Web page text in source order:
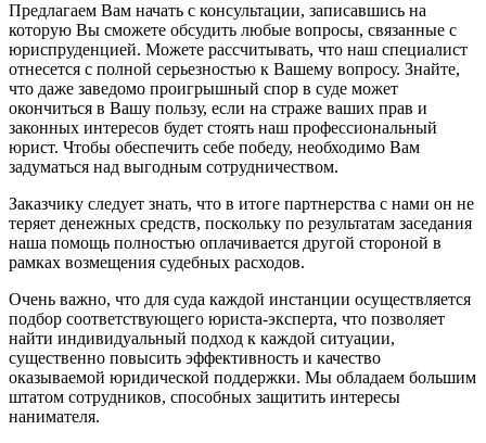
Предлагаем Вам начать с консультации, записавшись на
которую Вы сможете обсудить любые вопросы, связанные с
юриспруденцией. Можете рассчитывать, что наш специалист
отнесется с полной серьезностью к Вашему вопросу. Знайте,
что даже заведомо проигрышный спор в суде может
окончиться в Вашу пользу, если на страже ваших прав и
законных интересов будет стоять наш профессиональный
юрист. Чтобы обеспечить себе победу, необходимо Вам
задуматься над выгодным сотрудничеством.
Заказчику следует знать, что в итоге партнерства с нами он не
теряет денежных средств, поскольку по результатам заседания
наша помощь полностью оплачивается другой стороной в
рамках возмещения судебных расходов.
Очень важно, что для суда каждой инстанции осуществляется
подбор соответствующего юриста-эксперта, что позволяет
найти индивидуальный подход к каждой ситуации,
существенно повысить эффективность и качество
оказываемой юридической поддержки. Мы обладаем большим
штатом сотрудников, способных защитить интересы
нанимателя.